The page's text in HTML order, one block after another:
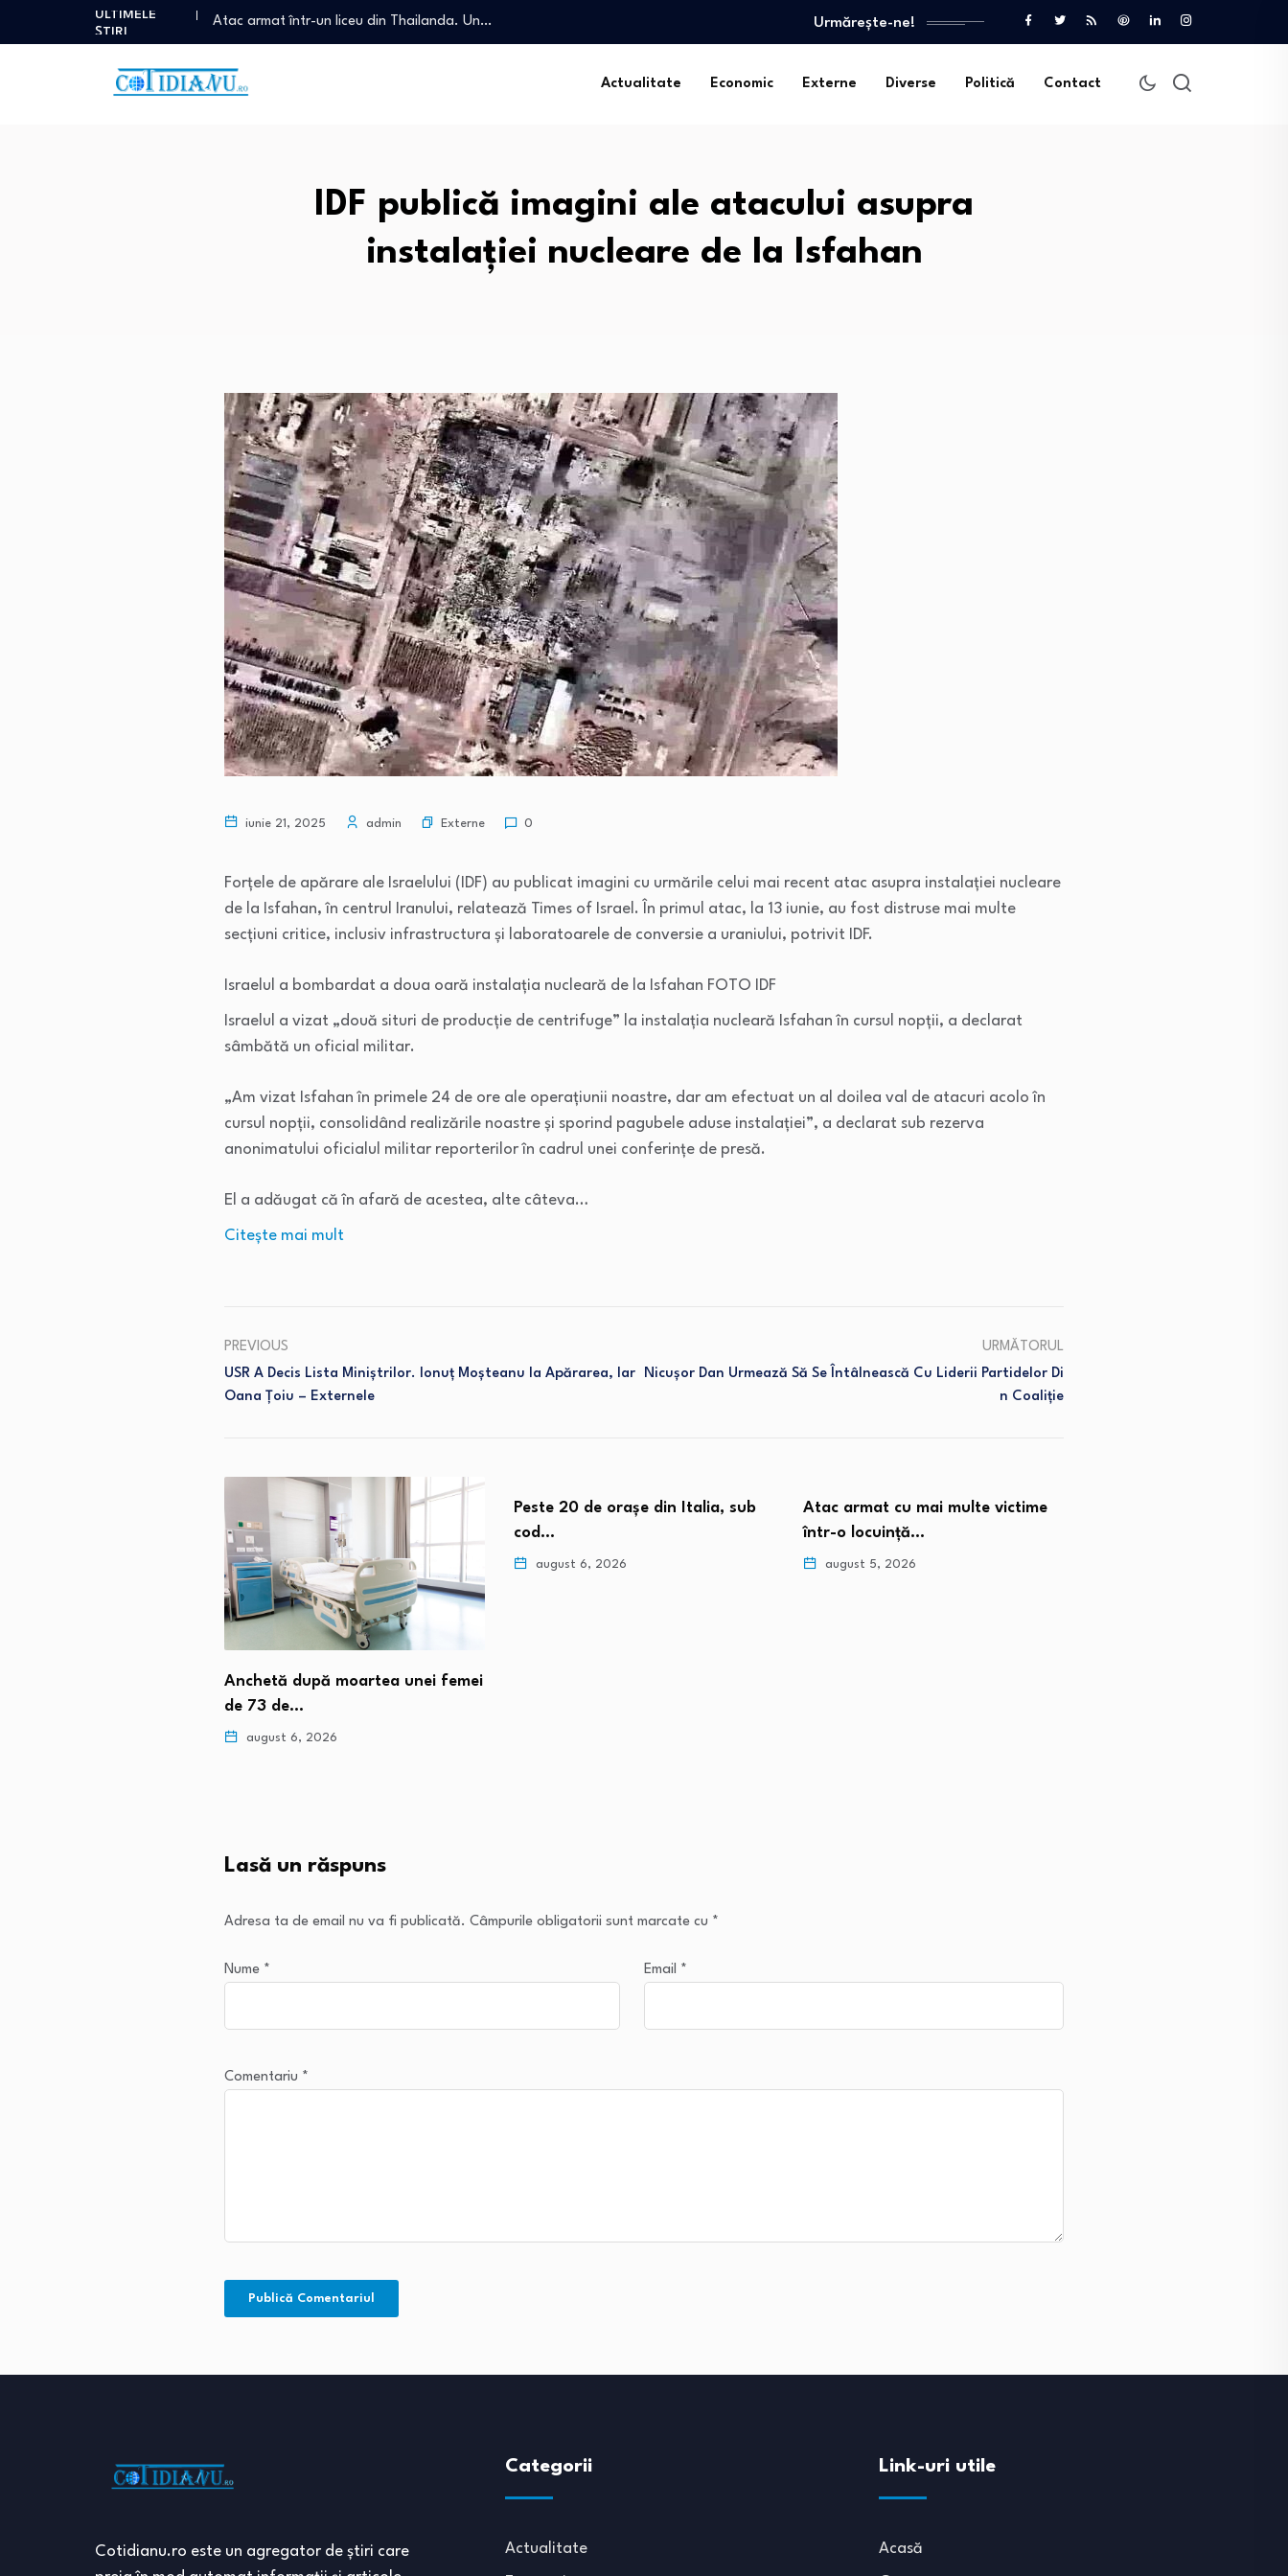
ULTIMELE
ȘTIRI
Italia și Spania, conflict deschis pe tema…
Cum a ajuns un fugar condamnat în…
Urmărește-ne!
Actualitate Economic Externe Diverse Politică Contact
IDF publică imagini ale atacului asupra
instalației nucleare de la Isfahan
iunie 21, 2025 admin Externe 0
Forțele de apărare ale Israelului (IDF) au publicat imagini cu urmările celui mai recent atac asupra instalației nucleare
de la Isfahan, în centrul Iranului, relatează Times of Israel. În primul atac, la 13 iunie, au fost distruse mai multe
secțiuni critice, inclusiv infrastructura și laboratoarele de conversie a uraniului, potrivit IDF.
Israelul a bombardat a doua oară instalația nucleară de la Isfahan FOTO IDF
Israelul a vizat „două situri de producție de centrifuge” la instalația nucleară Isfahan în cursul nopții, a declarat
sâmbătă un oficial militar.
„Am vizat Isfahan în primele 24 de ore ale operațiunii noastre, dar am efectuat un al doilea val de atacuri acolo în
cursul nopții, consolidând realizările noastre și sporind pagubele aduse instalației”, a declarat sub rezerva
anonimatului oficialul militar reporterilor în cadrul unei conferințe de presă.
El a adăugat că în afară de acestea, alte câteva…
Citeşte mai mult
PREVIOUS
USR A Decis Lista Miniștrilor. Ionuț Moșteanu Ia Apărarea, Iar
Oana Țoiu – Externele
URMĂTORUL
Nicușor Dan Urmează Să Se Întâlnească Cu Liderii Partidelor Di
N Coaliție
Anchetă după moartea unei femei
de 73 de…
august 6, 2026
Peste 20 de orașe din Italia, sub
cod…
august 6, 2026
Atac armat cu mai multe victime
într-o locuință…
august 5, 2026
Lasă un răspuns
Adresa ta de email nu va fi publicată. Câmpurile obligatorii sunt marcate cu *
Nume * Email *
Comentariu *
Cotidianu.ro este un agregator de ştiri care
Categorii
Actualitate
Link-uri utile
Acasă